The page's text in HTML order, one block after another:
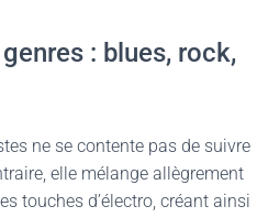
: blues, rock,
ne se contente pas de suivre
elle mélange allègrement
touches d’électro, créant ainsi